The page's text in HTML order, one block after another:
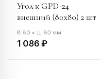
Угол к GPD-24
внешний (80х80) 2 шт
В 80 × Ш 80 мм
1 086 ₽